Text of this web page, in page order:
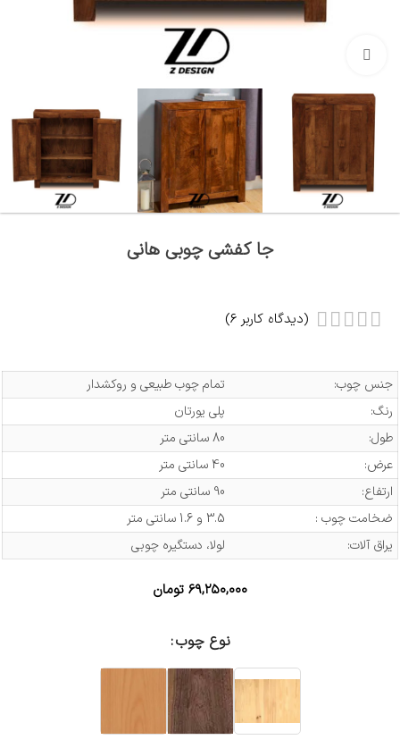
جا کفشی چوبی هانی
(دیدگاه کاربر 6
)
جنس چوب:
تمام چوب طبیعی و روکشدار
رنگ:
پلی یورتان
طول:
80 سانتی متر
عرض:
40 سانتی متر
ارتفاع:
90 سانتی متر
ضخامت چوب :
3.5 و 1.6 سانتی متر
یراق آلات:
لولا، دستگیره چوبی
۶۹,۲۵۰,۰۰۰ تومان
نوع چوب